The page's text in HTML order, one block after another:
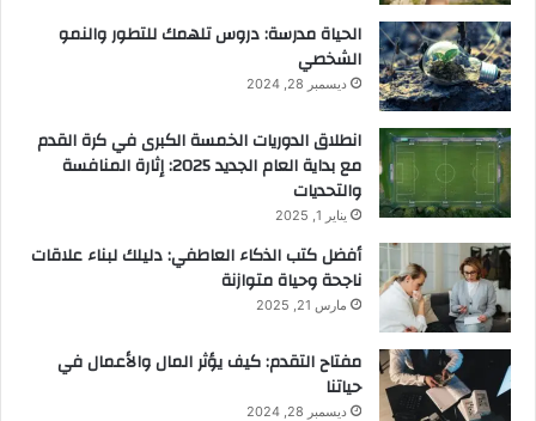
الحياة مدرسة: دروس تلهمك للتطور والنمو
الشخصي
ديسمبر 28, 2024
انطلاق الدوريات الخمسة الكبرى في كرة القدم
مع بداية العام الجديد 2025: إثارة المنافسة
والتحديات
يناير 1, 2025
أفضل كتب الذكاء العاطفي: دليلك لبناء علاقات
ناجحة وحياة متوازنة
مارس 21, 2025
مفتاح التقدم: كيف يؤثر المال والأعمال في
حياتنا
ديسمبر 28, 2024